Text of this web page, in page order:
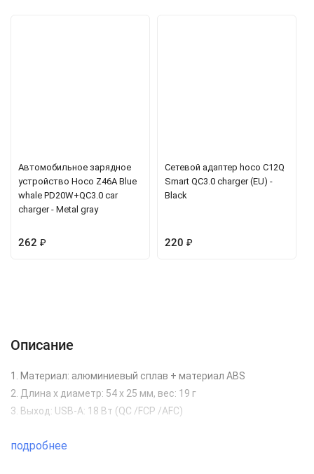
Автомобильное зарядное
устройство Hoco Z46A Blue
whale PD20W+QC3.0 car
charger - Metal gray
262 ₽
Сетевой адаптер hoco C12Q
Smart QC3.0 charger (EU) -
Black
220 ₽
Описание
1. Материал: алюминиевый сплав + материал ABS
2. Длина x диаметр: 54 x 25 мм, вес: 19 г
3. Выход: USB-A: 18 Вт (QC /FCP /AFC)
подробнее